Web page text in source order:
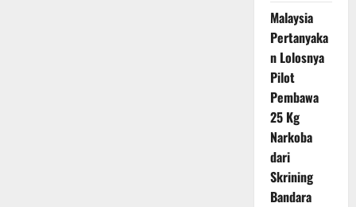
Malaysia
Pertanyaka
n Lolosnya
Pilot
Pembawa
25 Kg
Narkoba
dari
Skrining
Bandara